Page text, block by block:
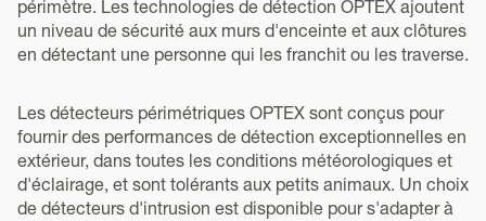
périmètre. Les technologies de détection OPTEX ajoutent
un niveau de sécurité aux murs d'enceinte et aux clôtures
en détectant une personne qui les franchit ou les traverse.
Les détecteurs périmétriques OPTEX sont conçus pour
fournir des performances de détection exceptionnelles en
extérieur, dans toutes les conditions météorologiques et
d'éclairage, et sont tolérants aux petits animaux. Un choix
de détecteurs d'intrusion est disponible pour s'adapter à